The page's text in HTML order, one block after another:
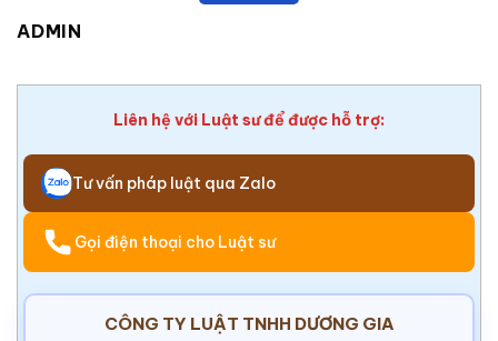
ADMIN
Liên hệ với Luật sư để được hỗ trợ:
Tư vấn pháp luật qua Zalo
Gọi điện thoại cho Luật sư
CÔNG TY LUẬT TNHH DƯƠNG GIA